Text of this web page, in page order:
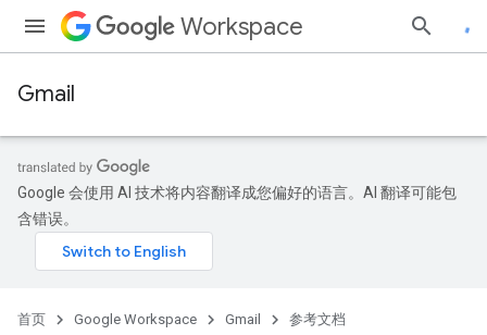
Workspace
Gmail
Google 会使用 AI 技术将内容翻译成您偏好的语言。AI 翻译可能包
含错误。
首页 Google Workspace Gmail 参考文档